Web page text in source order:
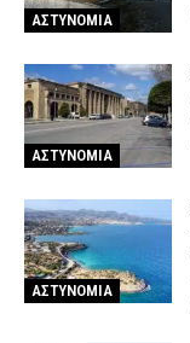
ΑΣΤΥΝΟΜΙΑ
ΑΣΤΥΝΟΜΙΑ
ΑΣΤΥΝΟΜΙΑ